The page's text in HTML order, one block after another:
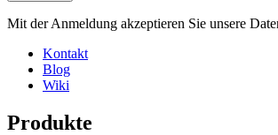
Mit der Anmeldung akzeptieren Sie unsere
Kontakt
Blog
Wiki
Produkte